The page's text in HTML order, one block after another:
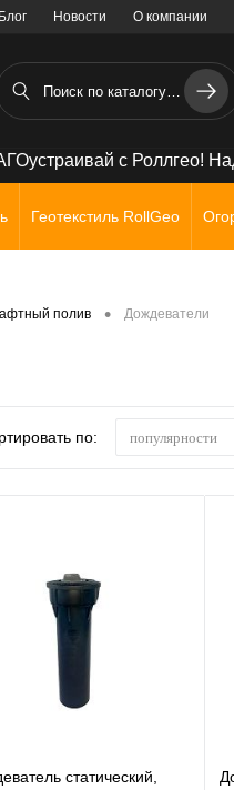
Новости О компании
с Роллгео!
Геотекстиль RollGeo
полив • Дождеватели
по: популярности
статический,